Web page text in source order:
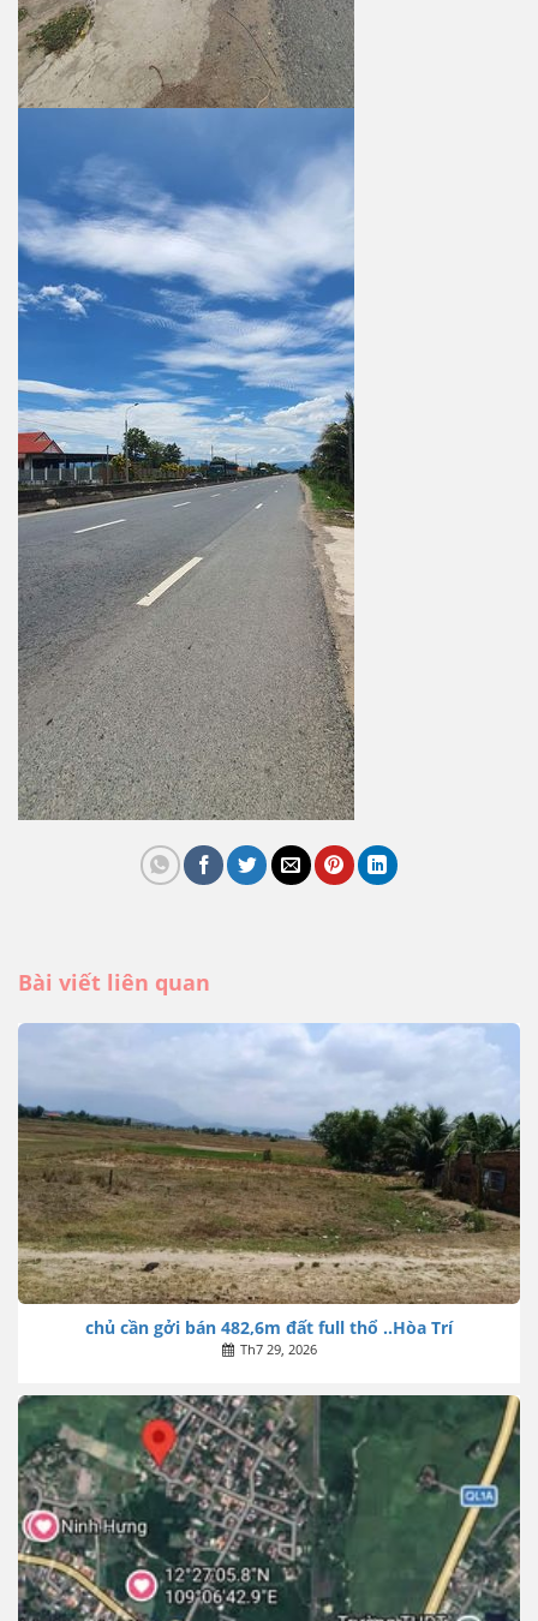
Bài viết liên quan
chủ cần gởi bán 482,6m đất full thổ ..Hòa Trí
Th7 29, 2026